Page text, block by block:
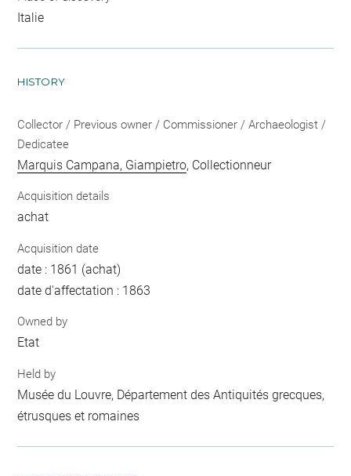
Italie
HISTORY
Collector / Previous owner / Commissioner / Archaeologist /
Dedicatee
Marquis Campana, Giampietro, Collectionneur
Acquisition details
achat
Acquisition date
date : 1861 (achat)
date d'affectation : 1863
Owned by
Etat
Held by
Musée du Louvre, Département des Antiquités grecques,
étrusques et romaines